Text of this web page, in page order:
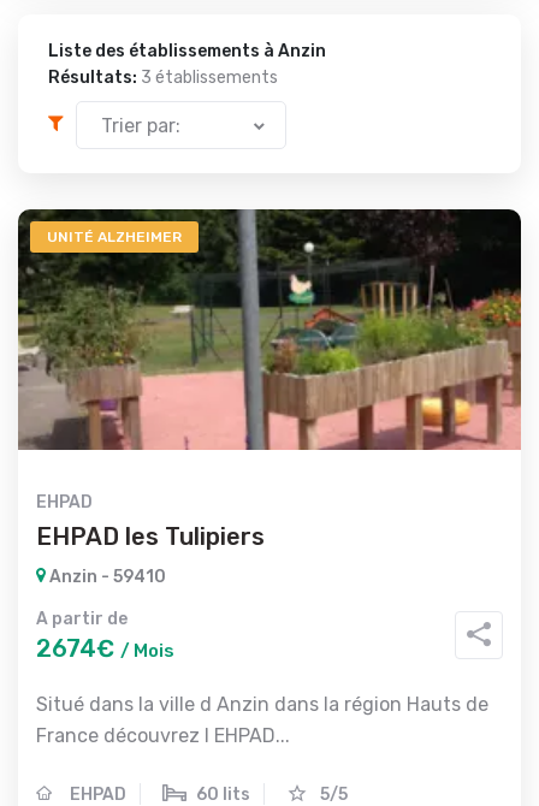
Liste des établissements à Anzin
Résultats: 3 établissements
Trier par:
UNITÉ ALZHEIMER
EHPAD
EHPAD les Tulipiers
Anzin - 59410
A partir de
2674€ / Mois
Situé dans la ville d Anzin dans la région Hauts de
France découvrez l EHPAD...
EHPAD 60 lits 5/5